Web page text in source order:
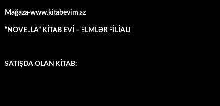
Mağaza-www.kitabevim.az
“NOVELLA” KİTAB EVİ – ELMLƏR FİLİALI
SATIŞDA OLAN KİTAB: